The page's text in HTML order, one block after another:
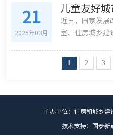
21
2025年03月
近日，国家发展
室、住房城乡建
1 2 3
主办单位：住房和城乡
技术支持：国泰